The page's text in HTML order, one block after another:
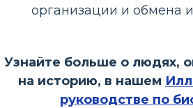
организации и обмена
Узнайте больше о людях,
на историю, в нашем
руководстве по